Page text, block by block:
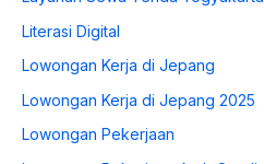
Literasi Digital
Lowongan Kerja di Jepang
Lowongan Kerja di Jepang 2025
Lowongan Pekerjaan